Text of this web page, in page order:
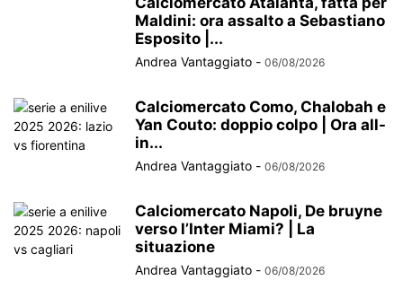
Maldini: ora assalto a Sebastiano
Esposito |...
Andrea Vantaggiato - 06/08/2026
Calciomercato Como, Chalobah e
Yan Couto: doppio colpo | Ora all-
in...
Andrea Vantaggiato - 06/08/2026
Calciomercato Napoli, De bruyne
verso l’Inter Miami? | La
situazione
Andrea Vantaggiato - 06/08/2026